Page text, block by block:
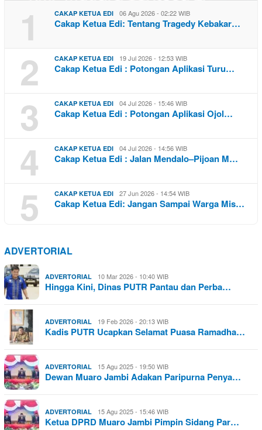
1 CAKAP KETUA EDI 06 Agu 2026 - 02:22 WIB
Cakap Ketua Edi: Tentang Tragedy Kebakar…
2 CAKAP KETUA EDI 19 Jul 2026 - 12:53 WIB
Cakap Ketua Edi : Potongan Aplikasi Turu…
3 CAKAP KETUA EDI 04 Jul 2026 - 15:46 WIB
Cakap Ketua Edi : Potongan Aplikasi Ojol…
4 CAKAP KETUA EDI 04 Jul 2026 - 14:56 WIB
Cakap Ketua Edi : Jalan Mendalo–Pijoan M…
5 CAKAP KETUA EDI 27 Jun 2026 - 14:54 WIB
Cakap Ketua Edi: Jangan Sampai Warga Mis…
ADVERTORIAL
ADVERTORIAL 10 Mar 2026 - 10:40 WIB
Hingga Kini, Dinas PUTR Pantau dan Perba…
ADVERTORIAL 19 Feb 2026 - 20:13 WIB
Kadis PUTR Ucapkan Selamat Puasa Ramadha…
ADVERTORIAL 15 Agu 2025 - 19:50 WIB
Dewan Muaro Jambi Adakan Paripurna Penya…
ADVERTORIAL 15 Agu 2025 - 15:46 WIB
Ketua DPRD Muaro Jambi Pimpin Sidang Par…